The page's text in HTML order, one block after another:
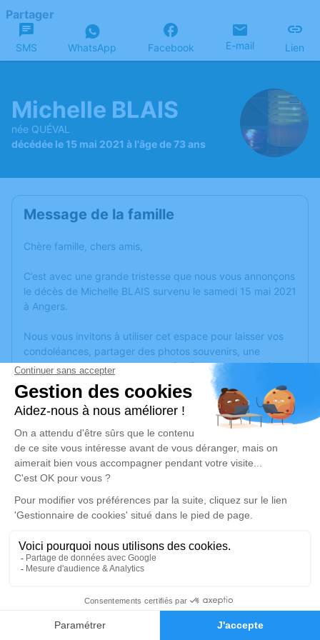
Faire-part Hommages
Partager
SMS WhatsApp Facebook E-mail Lien
Michelle BLAIS
née QUÉVAL
décédée le 15 mai 2021 à l'âge de 73 ans
Message de la famille
Chère famille, chers amis,
C’est avec une grande tristesse que nous vous annonçons
le décès de Michelle BLAIS survenu le samedi 15 mai 2021
à Angers.
Nous vous invitons à utiliser cet espace pour laisser vos
condoléances, partager des photos souvenirs, une
anecdote ou exprimer vos pensées à travers des poèmes
ou des textes. Cet endroit est un lieu d'expression dédié à
honorer la mémoire de Michelle BLAIS.
Un service de plantation d’arbre hommage estdisponible
mercredi 19 mai 2021 à 14h30
Église Sainte Madeleine d'Angers
12 rue Saumuroise